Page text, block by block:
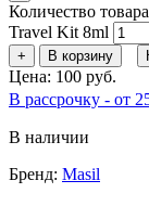
Количество
Travel Kit 8ml
+ В корзину
Цена: 100 руб.
В рассрочку - от
В наличии
Бренд: Masil